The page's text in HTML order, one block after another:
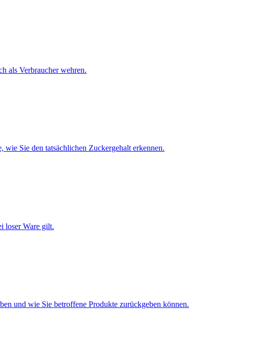
als Verbraucher wehren.
Sie den tatsächlichen Zuckergehalt erkennen.
loser Ware gilt.
und wie Sie betroffene Produkte zurückgeben können.